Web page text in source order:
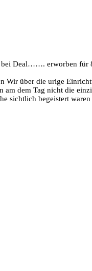
bei Deal……. erworben für
Wir über die urige
dem Tag nicht die
sichtlich begeistert